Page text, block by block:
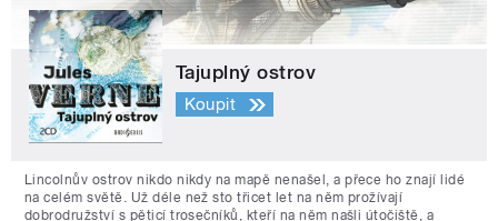
Tajuplný ostrov
Koupit
Lincolnův ostrov nikdo nikdy na mapě nenašel, a přece ho znají lidé
na celém světě. Už déle než sto třicet let na něm prožívají
dobrodružství s pěticí trosečníků, kteří na něm našli útočiště, a